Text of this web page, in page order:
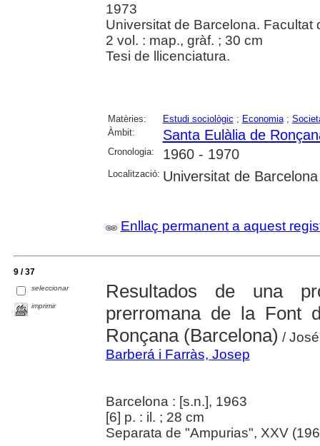
1973
Universitat de Barcelona. Facultat
2 vol. : map., gràf. ; 30 cm
Tesi de llicenciatura.
Matèries: Estudi sociològic ; Economia;
Àmbit:
Santa Eulàlia de
Cronologia: 1960 - 1970
Localització: Universitat de Barcelona
Enllaç permanent a aquest
9 / 37
seleccionar
imprimir
Resultados de una
prerromana de la Font
Ronçana (Barcelona) /
Barberá i Farràs, Josep
Barcelona : [s.n.], 1963
[6] p. : il. ; 28 cm
Separata de "Ampurias", XXV